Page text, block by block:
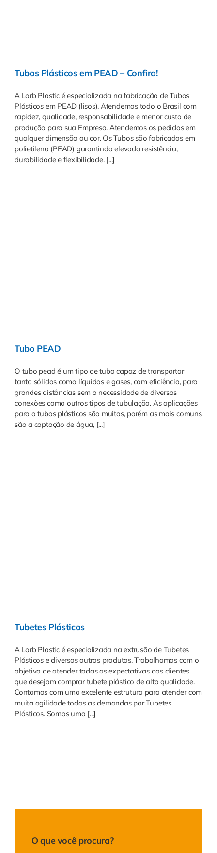
Tubos Plásticos em PEAD – Confira!
A Lorb Plastic é especializada na fabricação de Tubos
Plásticos em PEAD (lisos). Atendemos todo o Brasil com
rapidez, qualidade, responsabilidade e menor custo de
produção para sua Empresa. Atendemos os pedidos em
qualquer dimensão ou cor. Os Tubos são fabricados em
polietileno (PEAD) garantindo elevada resistência,
durabilidade e flexibilidade. [...]
Tubo PEAD
O tubo pead é um tipo de tubo capaz de transportar
tanto sólidos como líquidos e gases, com eficiência, para
grandes distâncias sem a necessidade de diversas
conexões como outros tipos de tubulação. As aplicações
para o tubos plásticos são muitas, porém as mais comuns
são a captação de água, [...]
Tubetes Plásticos
A Lorb Plastic é especializada na extrusão de Tubetes
Plásticos e diversos outros produtos. Trabalhamos com o
objetivo de atender todas as expectativas dos clientes
que desejam comprar tubete plástico de alta qualidade.
Contamos com uma excelente estrutura para atender com
muita agilidade todas as demandas por Tubetes
Plásticos. Somos uma [...]
O que você procura?